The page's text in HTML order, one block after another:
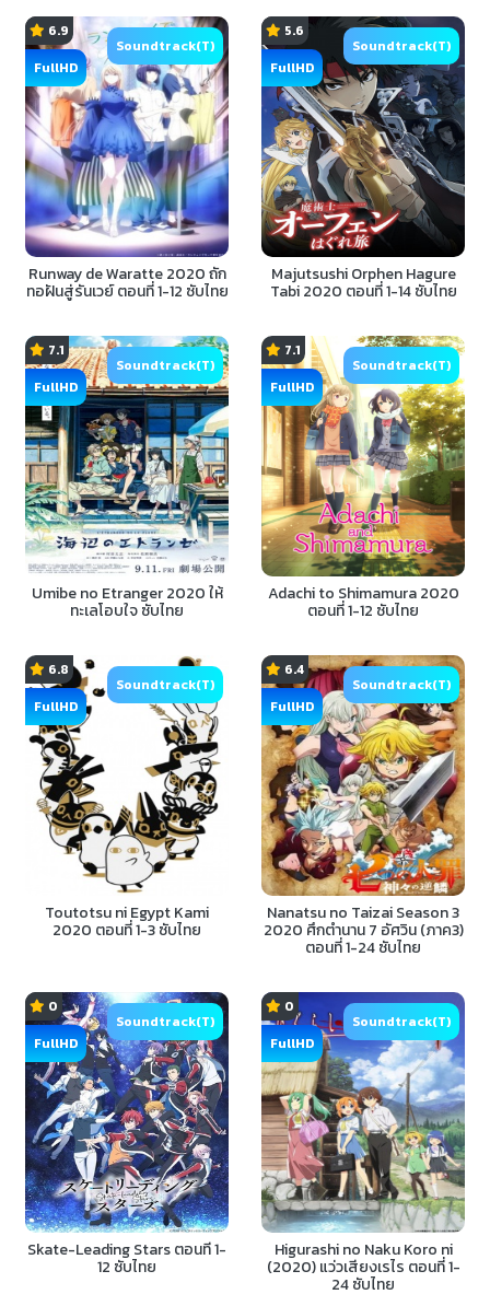
6.9
FullHD
Soundtrack(T)
Runway de Waratte 2020 ถัก
ทอฝันสู่รันเวย์ ตอนที่ 1-12 ซับไทย
5.6
FullHD
Soundtrack(T)
Majutsushi Orphen Hagure
Tabi 2020 ตอนที่ 1-14 ซับไทย
7.1
FullHD
Soundtrack(T)
Umibe no Etranger 2020 ให้
ทะเลโอบใจ ซับไทย
7.1
FullHD
Soundtrack(T)
Adachi to Shimamura 2020
ตอนที่ 1-12 ซับไทย
6.8
FullHD
Soundtrack(T)
Toutotsu ni Egypt Kami
2020 ตอนที่ 1-3 ซับไทย
6.4
FullHD
Soundtrack(T)
Nanatsu no Taizai Season 3
2020 ศึกตำนาน 7 อัศวิน (ภาค3)
ตอนที่ 1-24 ซับไทย
0
FullHD
Soundtrack(T)
Skate-Leading Stars ตอนที่ 1-
12 ซับไทย
0
FullHD
Soundtrack(T)
Higurashi no Naku Koro ni
(2020) แว่วเสียงเรไร ตอนที่ 1-
24 ซับไทย